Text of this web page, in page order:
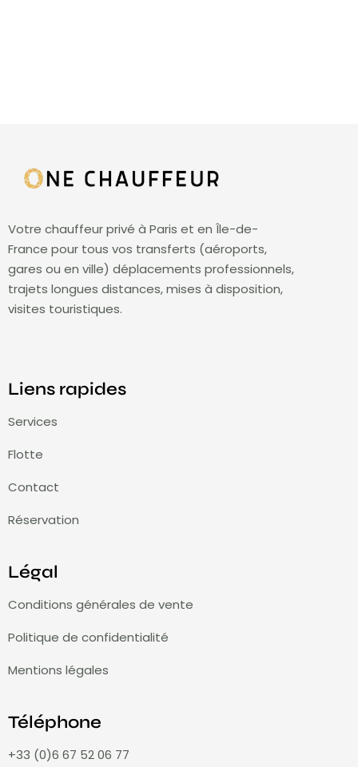
Votre chauffeur privé à Paris et en Île-de-
France pour tous vos transferts (aéroports,
gares ou en ville) déplacements professionnels,
trajets longues distances, mises à disposition,
visites touristiques.
Liens rapides
Services
Flotte
Contact
Réservation
Légal
Conditions générales de vente
Politique de confidentialité
Mentions légales
Téléphone
+33 (0)6 67 52 06 77